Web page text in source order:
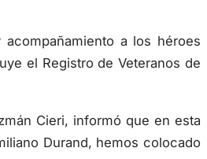
el Registro de Veteranos de
Durand, hemos colocado
homenaje para quienes